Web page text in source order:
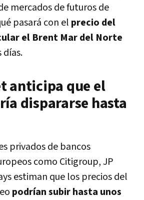
mercados de futuros de
pasará con el precio del
el Brent Mar del Norte
días.
anticipa que el
dispararse hasta
privados de bancos
como Citigroup, JP
estiman que los precios del
podrían subir hasta unos